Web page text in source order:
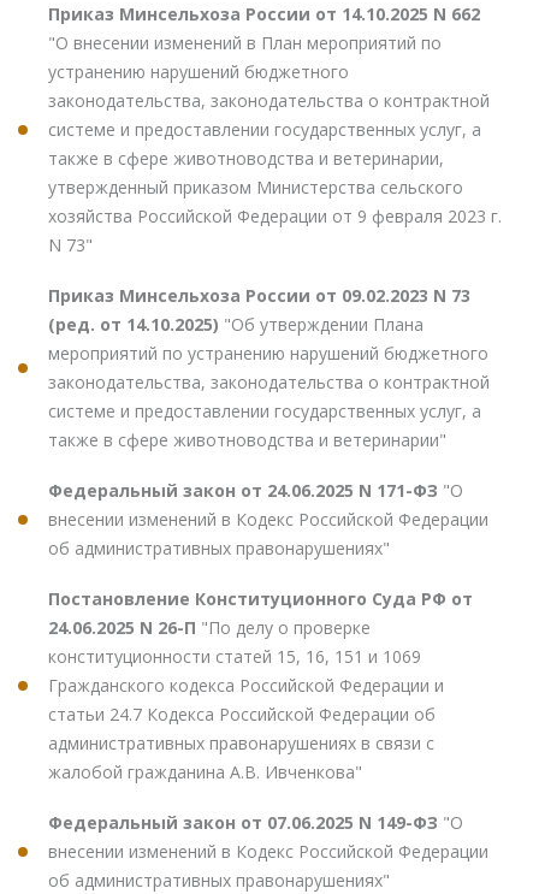
Приказ Минсельхоза России от 14.10.2025 N 662
"О внесении изменений в План мероприятий по
устранению нарушений бюджетного
законодательства, законодательства о контрактной
системе и предоставлении государственных услуг, а
также в сфере животноводства и ветеринарии,
утвержденный приказом Министерства сельского
хозяйства Российской Федерации от 9 февраля 2023 г.
N 73"
Приказ Минсельхоза России от 09.02.2023 N 73
(ред. от 14.10.2025) "Об утверждении Плана
мероприятий по устранению нарушений бюджетного
законодательства, законодательства о контрактной
системе и предоставлении государственных услуг, а
также в сфере животноводства и ветеринарии"
Федеральный закон от 24.06.2025 N 171-ФЗ "О
внесении изменений в Кодекс Российской Федерации
об административных правонарушениях"
Постановление Конституционного Суда РФ от
24.06.2025 N 26-П "По делу о проверке
конституционности статей 15, 16, 151 и 1069
Гражданского кодекса Российской Федерации и
статьи 24.7 Кодекса Российской Федерации об
административных правонарушениях в связи с
жалобой гражданина А.В. Ивченкова"
Федеральный закон от 07.06.2025 N 149-ФЗ "О
внесении изменений в Кодекс Российской Федерации
об административных правонарушениях"